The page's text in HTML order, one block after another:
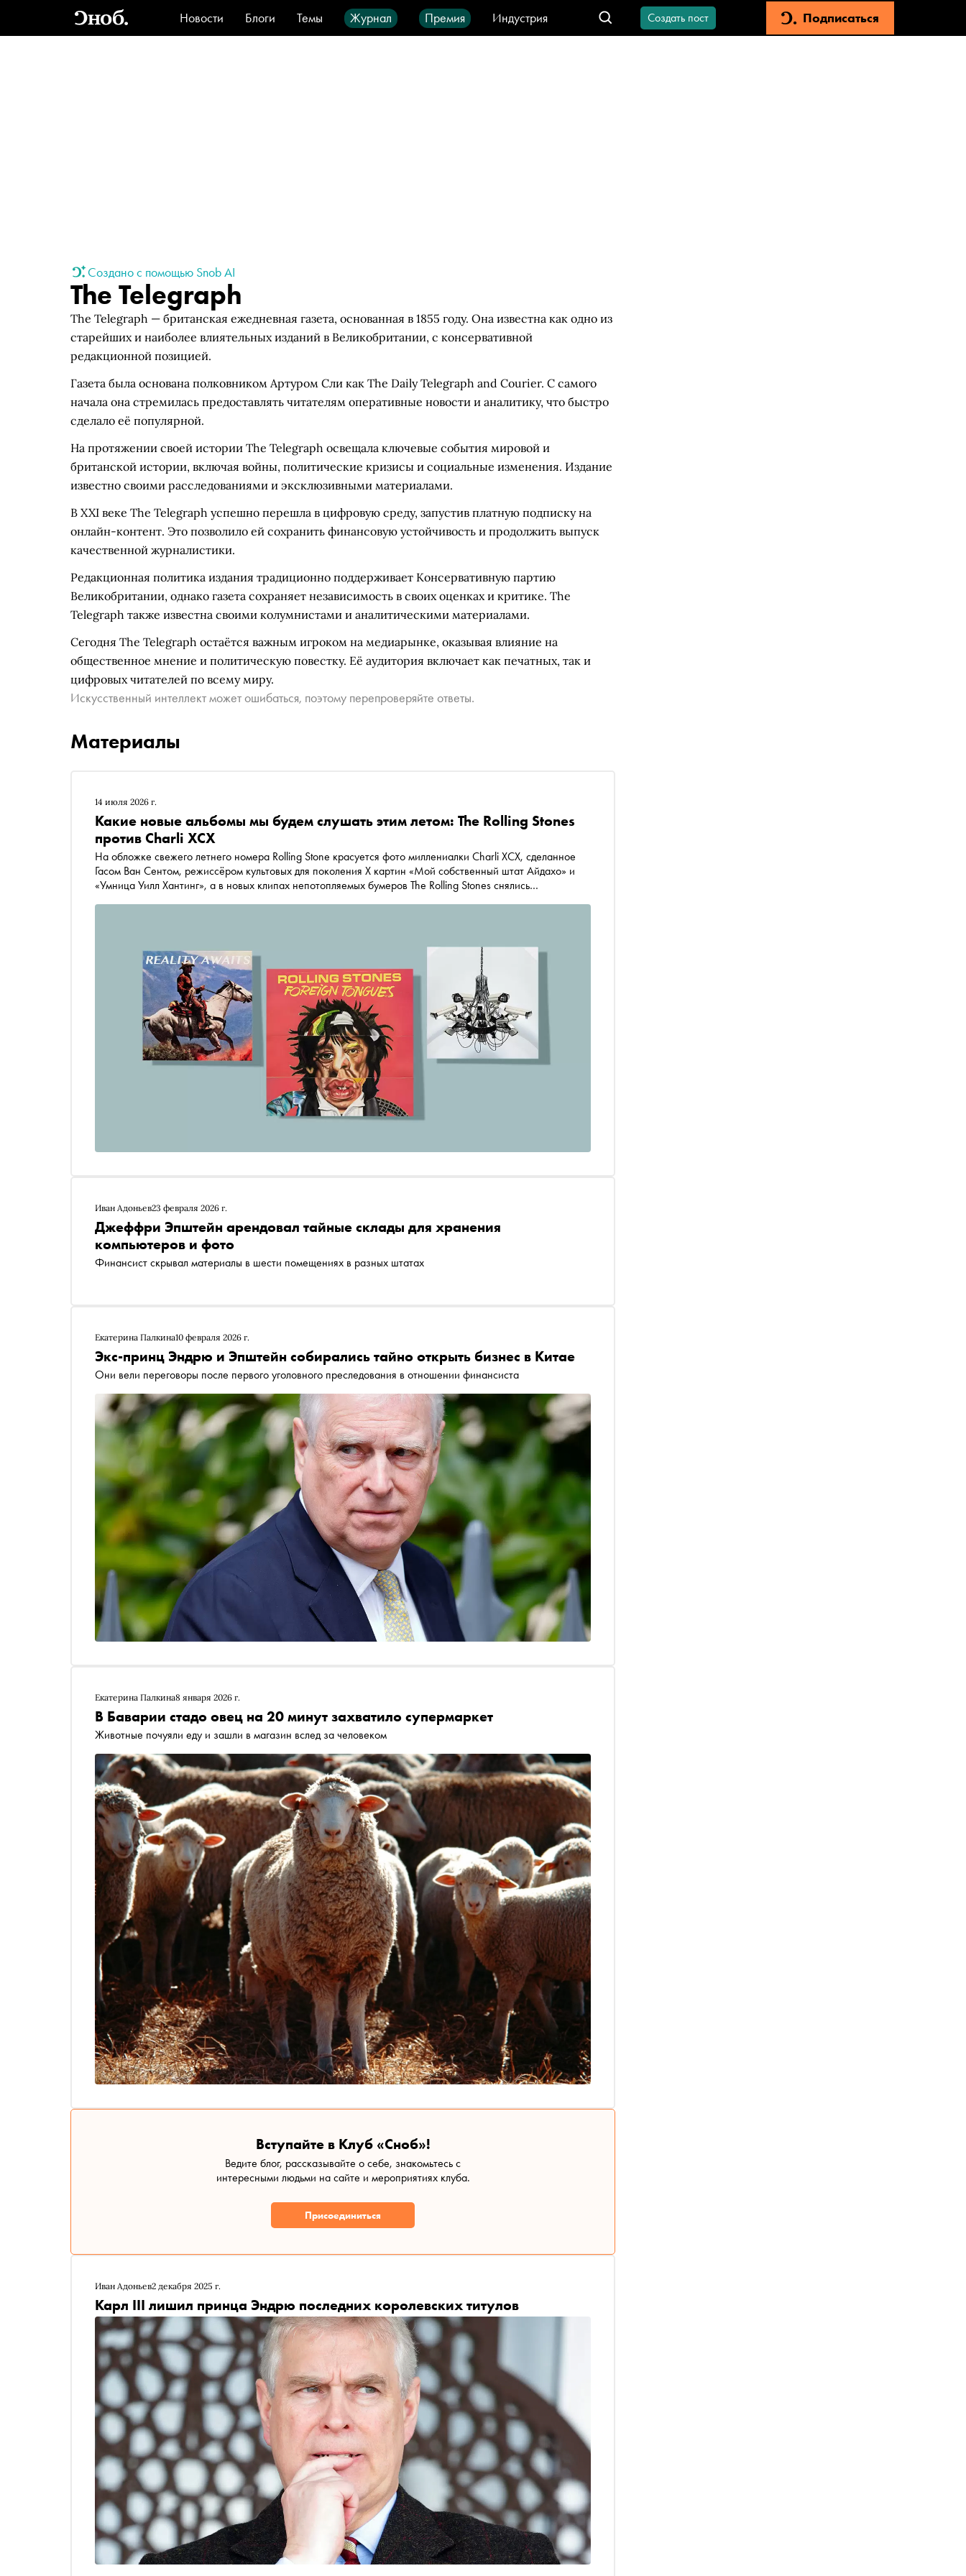
Новости Блоги Темы Журнал Премия
Индустрия
Стиль
Видео Город IT-продукты
Создать пост Подписаться
Создано с помощью Snob AI
The Telegraph
The Telegraph — британская ежедневная газета, основанная в 1855 году. Она известна как одно из
старейших и наиболее влиятельных изданий в Великобритании, с консервативной
редакционной позицией.
Газета была основана полковником Артуром Сли как The Daily Telegraph and Courier. С самого
начала она стремилась предоставлять читателям оперативные новости и аналитику, что быстро
сделало её популярной.
На протяжении своей истории The Telegraph освещала ключевые события мировой и
британской истории, включая войны, политические кризисы и социальные изменения. Издание
известно своими расследованиями и эксклюзивными материалами.
В XXI веке The Telegraph успешно перешла в цифровую среду, запустив платную подписку на
онлайн-контент. Это позволило ей сохранить финансовую устойчивость и продолжить выпуск
качественной журналистики.
Редакционная политика издания традиционно поддерживает Консервативную партию
Великобритании, однако газета сохраняет независимость в своих оценках и критике. The
Telegraph также известна своими колумнистами и аналитическими материалами.
Сегодня The Telegraph остаётся важным игроком на медиарынке, оказывая влияние на
общественное мнение и политическую повестку. Её аудитория включает как печатных, так и
цифровых читателей по всему миру.
Искусственный интеллект может ошибаться, поэтому перепроверяйте ответы.
Материалы
14 июля 2026 г.
Какие новые альбомы мы будем слушать этим летом: The Rolling Stones
против Charli XCX
На обложке свежего летнего номера Rolling Stone красуется фото миллениалки Charli XCX, сделанное
Гасом Ван Сентом, режиссёром культовых для поколения X картин «Мой собственный штат Айдахо» и
«Умница Уилл Хантинг», а в новых клипах непотопляемых бумеров The Rolling Stones снялись
альбомы Оливии Родриго, Мадонны и Muse. Все три пластинки стали громкими и резонансными
музыкальными событиями, круги от которых, без сомнения, всё лето будут расходиться по просторам
мира поп-музыки. «Сноб» рассказывает, какие ещё альбомы нужно постараться не пропустить этим
Иван Адоньев23 февраля 2026 г.
Джеффри Эпштейн арендовал тайные склады для хранения
компьютеров и фото
Финансист скрывал материалы в шести помещениях в разных штатах
Екатерина Палкина10 февраля 2026 г.
Экс-принц Эндрю и Эпштейн собирались тайно открыть бизнес в Китае
Они вели переговоры после первого уголовного преследования в отношении финансиста
Екатерина Палкина8 января 2026 г.
В Баварии стадо овец на 20 минут захватило супермаркет
Животные почуяли еду и зашли в магазин вслед за человеком
Вступайте в Клуб «Сноб»!
Ведите блог, рассказывайте о себе, знакомьтесь с
интересными людьми на сайте и мероприятиях клуба.
Присоединиться
Иван Адоньев2 декабря 2025 г.
Карл III лишил принца Эндрю последних королевских титулов